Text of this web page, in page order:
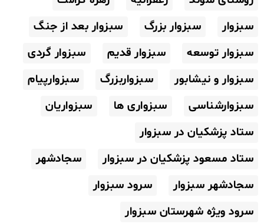
سبزوار
سبزوار بزرگ
سبزوار بعد از جنگ
سبزوار توسعه
سبزوار قدیم
سبزوار گردی
سبزوار و نیشابور
سبزواربزرگ
سبزوارپیام
سبزوارشناسی
سبزواری ها
سبزواریان
ستاد پزشکیان در سبزوار
ستاد مسعود پزشکیان در سبزوار
سجادشهر
سجادشهر سبزوار
سرود سبزوار
سرود ویژه شهرستان سبزوار